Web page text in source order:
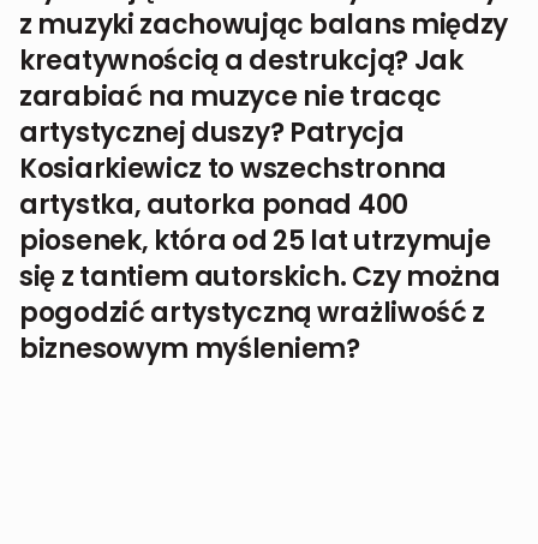
z muzyki zachowując balans między
kreatywnością a destrukcją? Jak
zarabiać na muzyce nie tracąc
artystycznej duszy? Patrycja
Kosiarkiewicz to wszechstronna
artystka, autorka ponad 400
piosenek, która od 25 lat utrzymuje
się z tantiem autorskich. Czy można
pogodzić artystyczną wrażliwość z
biznesowym myśleniem?